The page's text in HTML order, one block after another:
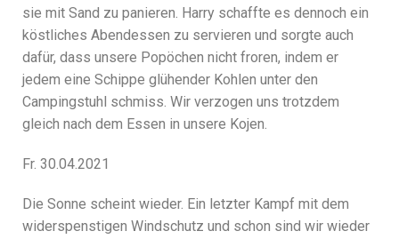
sie mit Sand zu panieren. Harry schaffte es dennoch ein
köstliches Abendessen zu servieren und sorgte auch
dafür, dass unsere Popöchen nicht froren, indem er
jedem eine Schippe glühender Kohlen unter den
Campingstuhl schmiss. Wir verzogen uns trotzdem
gleich nach dem Essen in unsere Kojen.
Fr. 30.04.2021
Die Sonne scheint wieder. Ein letzter Kampf mit dem
widerspenstigen Windschutz und schon sind wir wieder